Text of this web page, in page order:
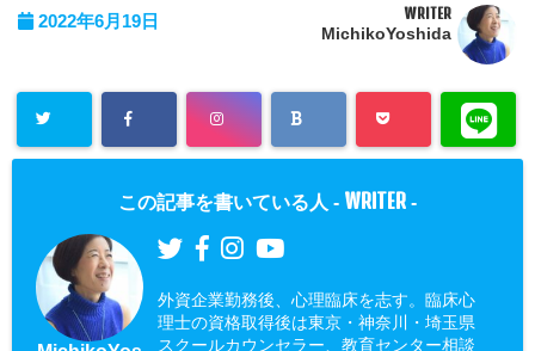
2022年6月19日 WRITER
MichikoYoshida
この記事を書いている人 - WRITER -
外資企業勤務後、心理臨床を志す。臨床心
理士の資格取得後は東京・神奈川・埼玉県
スクールカウンセラー、教育センター相談